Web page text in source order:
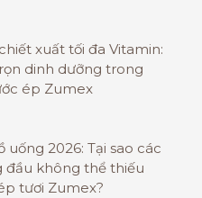
xuất tối đa Vitamin:
dinh dưỡng trong
ép Zumex
uống 2026: Tại sao các
đầu không thể thiếu
tươi Zumex?